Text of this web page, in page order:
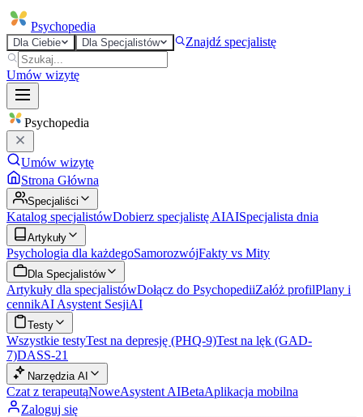
Psychopedia
Dla Ciebie Dla Specjalistów Znajdź specjalistę
Umów wizytę
Psychopedia
Umów wizytę
Strona Główna
Specjaliści
Katalog specjalistówDobierz specjalistę AIAISpecjalista dnia
Artykuły
Psychologia dla każdegoSamorozwójFakty vs Mity
Dla Specjalistów
Artykuły dla specjalistówDołącz do PsychopediiZałóż profilPlany i
cennikAI Asystent SesjiAI
Testy
Wszystkie testyTest na depresję (PHQ-9)Test na lęk (GAD-
7)DASS-21
Narzędzia AI
Czat z terapeutąNoweAsystent AIBetaAplikacja mobilna
Zaloguj się